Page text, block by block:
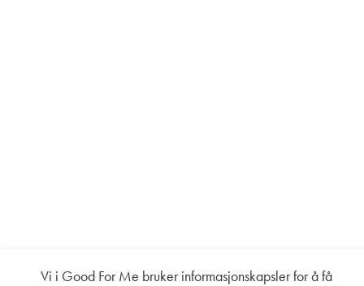
Vi i Good For Me bruker informasjonskapsler for å få